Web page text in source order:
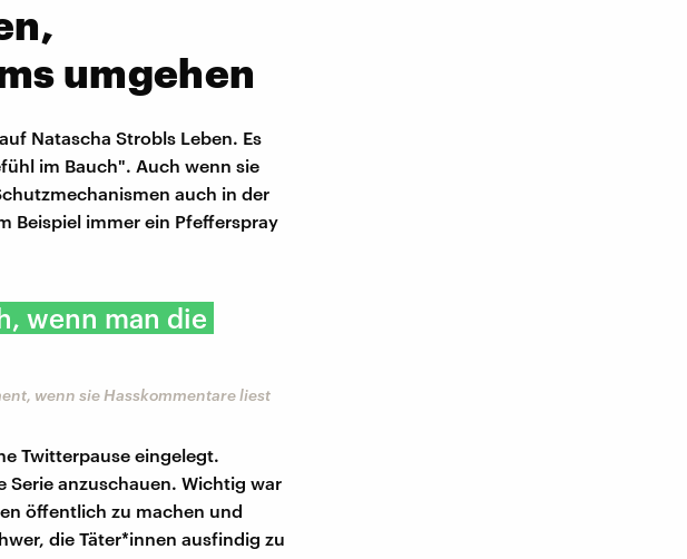
umgehen
Natascha Strobls Leben. Es
im Bauch". Auch wenn sie
auch in der
Beispiel immer ein Pfefferspray
wenn man die
wenn sie Hasskommentare liest
Twitterpause eingelegt.
Serie anzuschauen. Wichtig war
öffentlich zu machen und
die Täter*innen ausfindig zu